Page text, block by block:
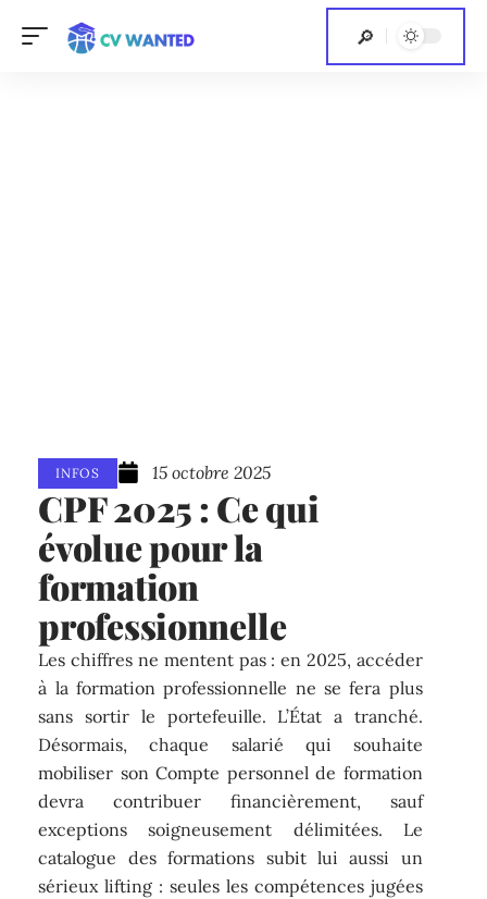
INFOS 15 octobre 2025
CPF 2025 : Ce qui
évolue pour la
formation
professionnelle
Les chiffres ne mentent pas : en 2025, accéder
à la formation professionnelle ne se fera plus
sans sortir le portefeuille. L’État a tranché.
Désormais, chaque salarié qui souhaite
mobiliser son Compte personnel de formation
devra contribuer financièrement, sauf
exceptions soigneusement délimitées. Le
catalogue des formations subit lui aussi un
sérieux lifting : seules les compétences jugées